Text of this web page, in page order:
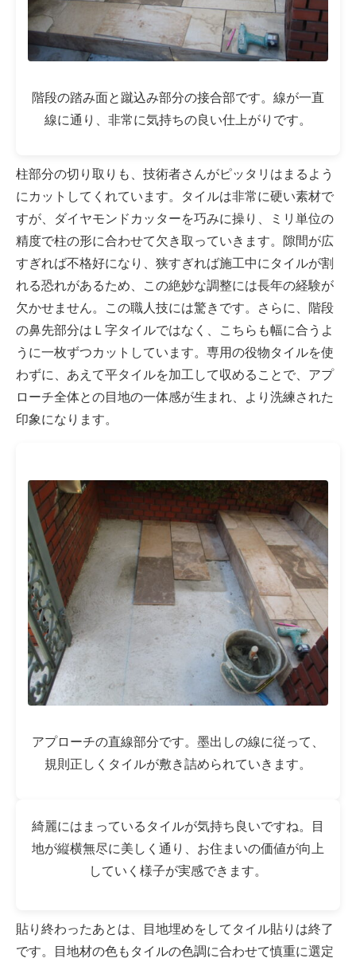
階段の踏み面と蹴込み部分の接合部です。線が一直
線に通り、非常に気持ちの良い仕上がりです。
柱部分の切り取りも、技術者さんがピッタリはまるよう
にカットしてくれています。タイルは非常に硬い素材で
すが、ダイヤモンドカッターを巧みに操り、ミリ単位の
精度で柱の形に合わせて欠き取っていきます。隙間が広
すぎれば不格好になり、狭すぎれば施工中にタイルが割
れる恐れがあるため、この絶妙な調整には長年の経験が
欠かせません。この職人技には驚きです。さらに、階段
の鼻先部分はＬ字タイルではなく、こちらも幅に合うよ
うに一枚ずつカットしています。専用の役物タイルを使
わずに、あえて平タイルを加工して収めることで、アプ
ローチ全体との目地の一体感が生まれ、より洗練された
印象になります。
アプローチの直線部分です。墨出しの線に従って、
規則正しくタイルが敷き詰められていきます。
綺麗にはまっているタイルが気持ち良いですね。目
地が縦横無尽に美しく通り、お住まいの価値が向上
していく様子が実感できます。
貼り終わったあとは、目地埋めをしてタイル貼りは終了
です。目地材の色もタイルの色調に合わせて慎重に選定